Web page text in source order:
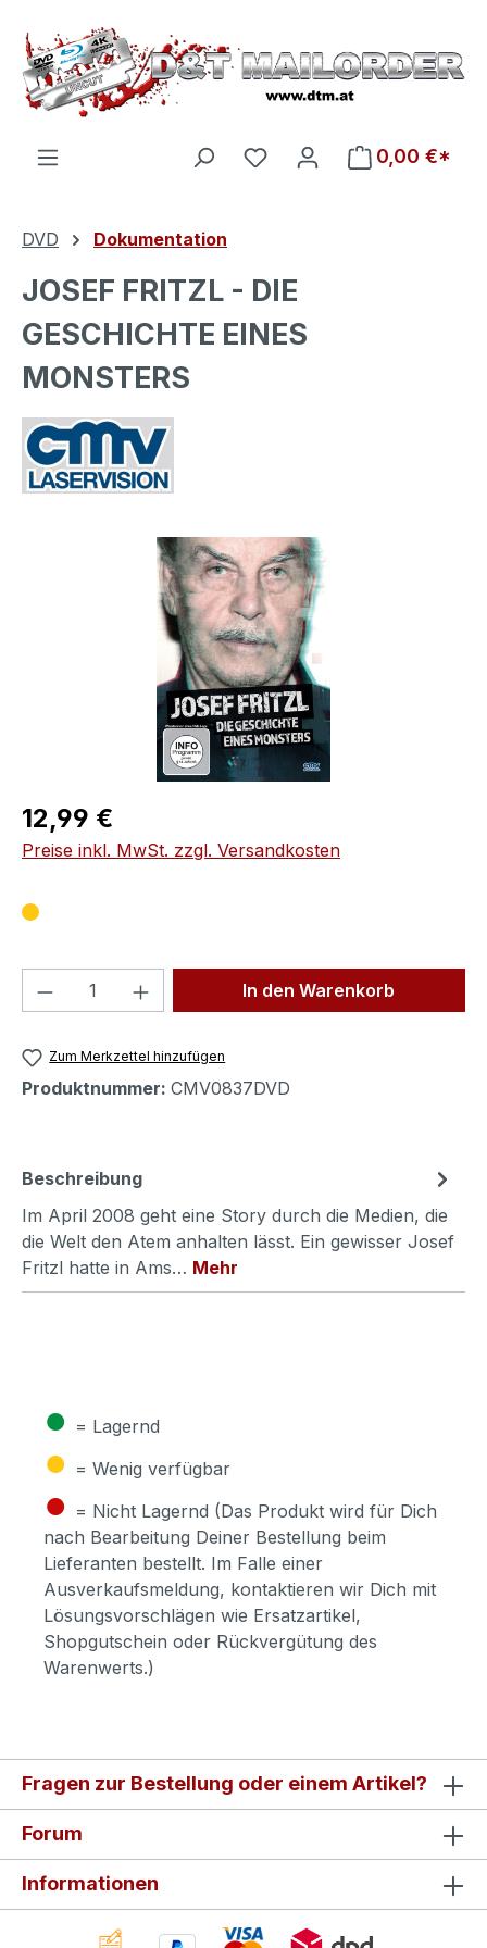
Zum Hauptinhalt springen
Du hast 0 Produkte auf
0,00 €*
DVD Dokumentation
JOSEF FRITZL - DIE
GESCHICHTE EINES
MONSTERS
Bildergalerie überspringen
Regulärer Preis:
12,99 €
Preise inkl. MwSt. zzgl. Versandkosten
Produkt Anzahl: Gib denIn den Warenkorb
Zum Merkzettel hinzufügen
Produktnummer: CMV0837DVD
Beschreibung
Im April 2008 geht eine Story durch die Medien, die
die Welt den Atem anhalten lässt. Ein gewisser Josef
Fritzl hatte in Ams… Mehr
● = Lagernd
● = Wenig verfügbar
● = Nicht Lagernd (Das Produkt wird für Dich
nach Bearbeitung Deiner Bestellung beim
Lieferanten bestellt. Im Falle einer
Ausverkaufsmeldung, kontaktieren wir Dich mit
Lösungsvorschlägen wie Ersatzartikel,
Shopgutschein oder Rückvergütung des
Warenwerts.)
Fragen zur Bestellung oder einem Artikel?
Forum
Informationen